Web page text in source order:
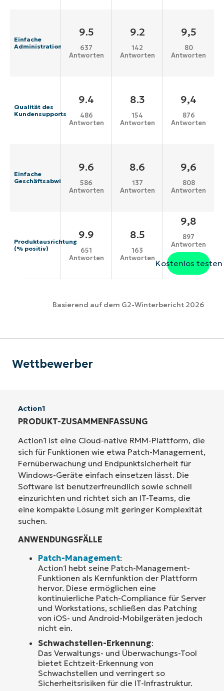
Einfache
Administration
9.5
637
Antworten
9.2
142
Antworten
9,5
80
Antworten
Qualität des
Kundensupports
9.4
486
Antworten
8.3
154
Antworten
9,4
876
Antworten
Einfache
Geschäftsabwicklung
9.6
586
Antworten
8.6
137
Antworten
9,6
808
Antworten
Produktausrichtung
(% positiv)
9.9
651
Antworten
8.5
163
Antworten
9,8
897
Antworten
Kostenlos testen
Basierend auf dem G2-Winterbericht 2026
Wettbewerber
Action1
PRODUKT-ZUSAMMENFASSUNG
Action1 ist eine Cloud-native RMM-Plattform, die
sich für Funktionen wie etwa Patch-Management,
Fernüberwachung und Endpunktsicherheit für
Windows-Geräte einfach einsetzen lässt. Die
Software ist benutzerfreundlich sowie schnell
einzurichten und richtet sich an IT-Teams, die
eine kompakte Lösung mit geringer Komplexität
suchen.
ANWENDUNGSFÄLLE
Patch-Management:
Action1 hebt seine Patch-Management-
Funktionen als Kernfunktion der Plattform
hervor. Diese ermöglichen eine
kontinuierliche Patch-Compliance für Server
und Workstations, schließen das Patching
von iOS- und Android-Mobilgeräten jedoch
nicht ein.
Schwachstellen-Erkennung:
Das Verwaltungs- und Überwachungs-Tool
bietet Echtzeit-Erkennung von
Schwachstellen und verringert so
Sicherheitsrisiken für die IT-Infrastruktur.